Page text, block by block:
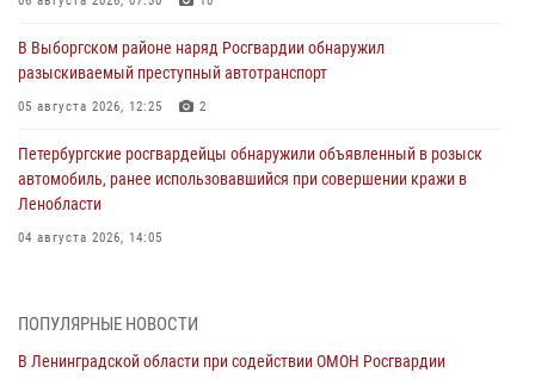
В Выборгском районе наряд Росгвардии обнаружил
разыскиваемый преступный автотранспорт
05 августа 2026, 12:25 2
Петербургские росгвардейцы обнаружили объявленный в розыск
автомобиль, ранее использовавшийся при совершении кражи в
Ленобласти
04 августа 2026, 14:05
также оказали доврачебную помощь пострадавшим
03 августа 2026, 14:15 3 1
ПОПУЛЯРНЫЕ НОВОСТИ
В Ленинградской области при содействии ОМОН Росгвардии